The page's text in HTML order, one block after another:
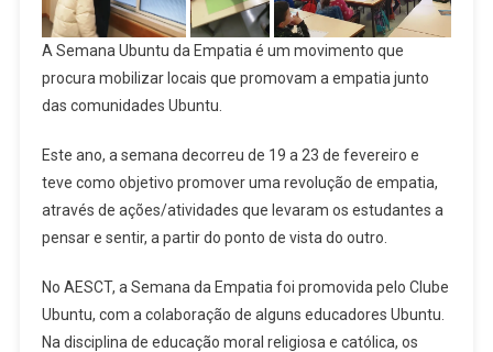
A Semana Ubuntu da Empatia é um movimento que
procura mobilizar locais que promovam a empatia junto
das comunidades Ubuntu.
Este ano, a semana decorreu de 19 a 23 de fevereiro e
teve como objetivo promover uma revolução de empatia,
através de ações/atividades que levaram os estudantes a
pensar e sentir, a partir do ponto de vista do outro.
No AESCT, a Semana da Empatia foi promovida pelo Clube
Ubuntu, com a colaboração de alguns educadores Ubuntu.
Na disciplina de educação moral religiosa e católica, os